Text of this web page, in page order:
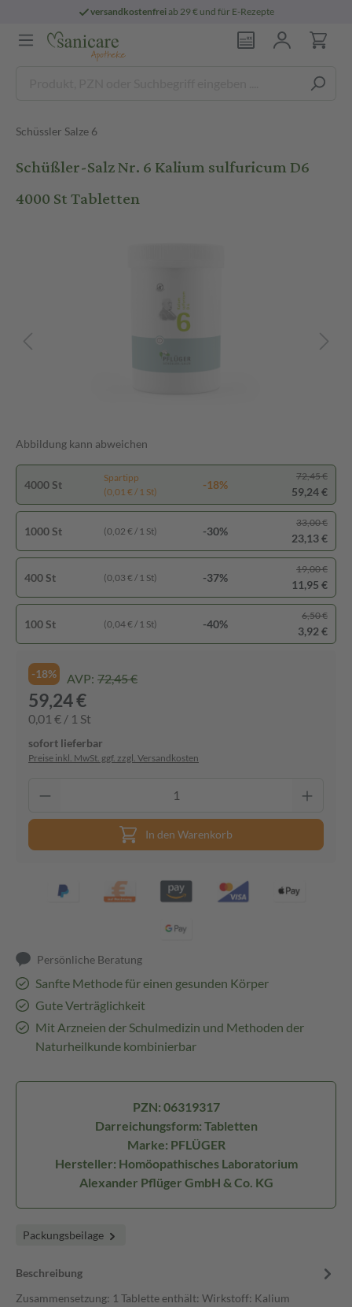
versandkostenfreiab 29 € und für E-Rezepte
Schüssler Salze 6
Schüßler-Salz Nr. 6 Kalium sulfuricum D6
4000 St Tabletten
Abbildung kann abweichen
4000 St
Spartipp
(0,01 € / 1 St)
-18%
72,45 €
59,24 €
1000 St (0,02 € / 1 St) -30%
33,00 €
23,13 €
400 St (0,03 € / 1 St) -37%
19,00 €
11,95 €
100 St (0,04 € / 1 St) -40%
6,50 €
3,92 €
-18% AVP: 72,45 €
59,24 €
0,01 € / 1 St
sofort lieferbar
Preise inkl. MwSt. ggf. zzgl. Versandkosten
In den Warenkorb
Persönliche Beratung
Sanfte Methode für einen gesunden Körper
Gute Verträglichkeit
Mit Arzneien der Schulmedizin und Methoden der
Naturheilkunde kombinierbar
PZN: 06319317
Darreichungsform: Tabletten
Marke: PFLÜGER
Hersteller: Homöopathisches Laboratorium
Alexander Pflüger GmbH & Co. KG
Packungsbeilage
Beschreibung
Zusammensetzung: 1 Tablette enthält: Wirkstoff: Kalium